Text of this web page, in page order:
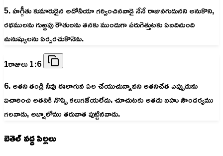
5. హగ్గీతు కుమారుడైన అదోనీయా గర్వించినవాడై నేనే రాజునగుదునని అనుకొని,
రథములను గుఱ్ఱపు రౌతులను తనకు ముందుగా పరుగెత్తుటకు ఏబదిమంది
మనుష్యులను ఏర్పరచుకొనెను.
1రాజులు 1:6
6. అతని తండ్రి నీవు ఈలాగున ఏల చేయుచున్నావని అతనిచేత ఎప్పుడును
విచారించి అతనికి నొప్పి కలుగజేయలేదు. చూచుటకు అతడు బహు సౌందర్యము
గలవాడు, అబ్షాలోము తరువాత పుట్టినవాడు.
బెతెల్ వద్ద పిల్లలు